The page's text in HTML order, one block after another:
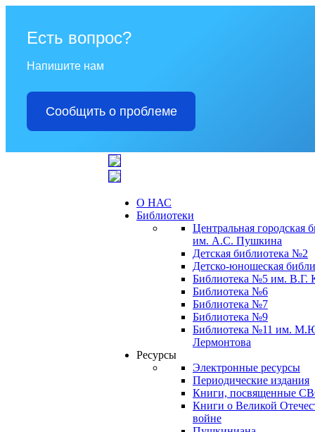
Есть вопрос?
Напишите нам
Сообщить о проблеме
О НАС
Библиотеки
Центральная городская
им. А.С. Пушкина
Детская библиотека №2
Детско-юношеская
Библиотека №5 им. В.Г.
Библиотека №6
Библиотека №7
Библиотека №9
Библиотека №11 им.
Лермонтова
Ресурсы
Электронные ресурсы
Периодические издания
Книги, посвященные
Книги о Великой
войне